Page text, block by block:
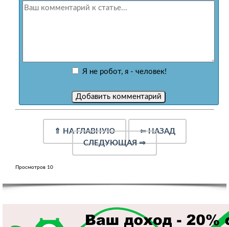
Я не робот, я - человек!
⇑ НА ГЛАВНУЮ ⇐НАЗАД
СЛЕДУЮЩАЯ⇒
Просмотров 10